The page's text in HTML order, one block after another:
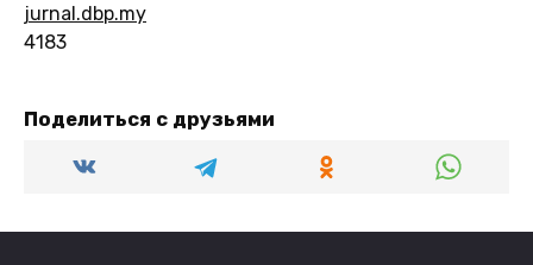
jurnal.dbp.my
4183
Поделиться с друзьями